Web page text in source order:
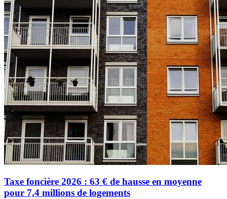
Taxe foncière 2026 : 63 € de hausse en moyenne
pour 7,4 millions de logements